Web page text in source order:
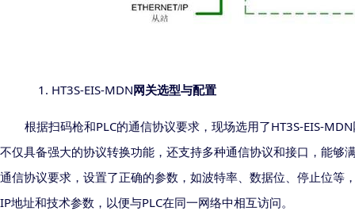
1. HT3S-EIS-MDN 网关选型与配置
根据扫码枪和PLC的通信协议要求， 现场选用了HT3S-EIS-MDN
不仅具备强大的协议转换功能，还支持多种通信协议和接口，能够
通信协议要求，设置了正确的参数，如波特率、数据位、停止位等
IP地址和技术参数 ，以便与PLC在同一网络中相互访问。